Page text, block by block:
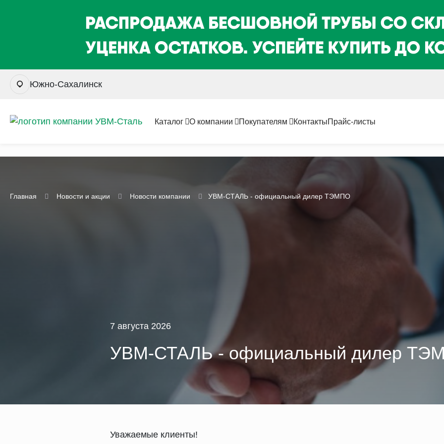
Южно-Сахалинск
Каталог О компании Покупателям КонтактыПрайс-листы
Главная Новости и акции Новости компании УВМ-СТАЛЬ - официальный дилер ТЭМПО
7 августа 2026
УВМ-СТАЛЬ - официальный дилер
Уважаемые клиенты!